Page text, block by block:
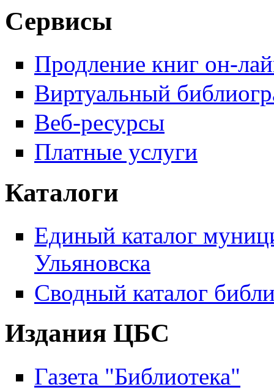
Сервисы
Продление книг он-
Виртуальный
Веб-ресурсы
Платные услуги
Каталоги
Единый каталог
Ульяновска
Сводный каталог
Издания ЦБС
Газета "Библиотека"